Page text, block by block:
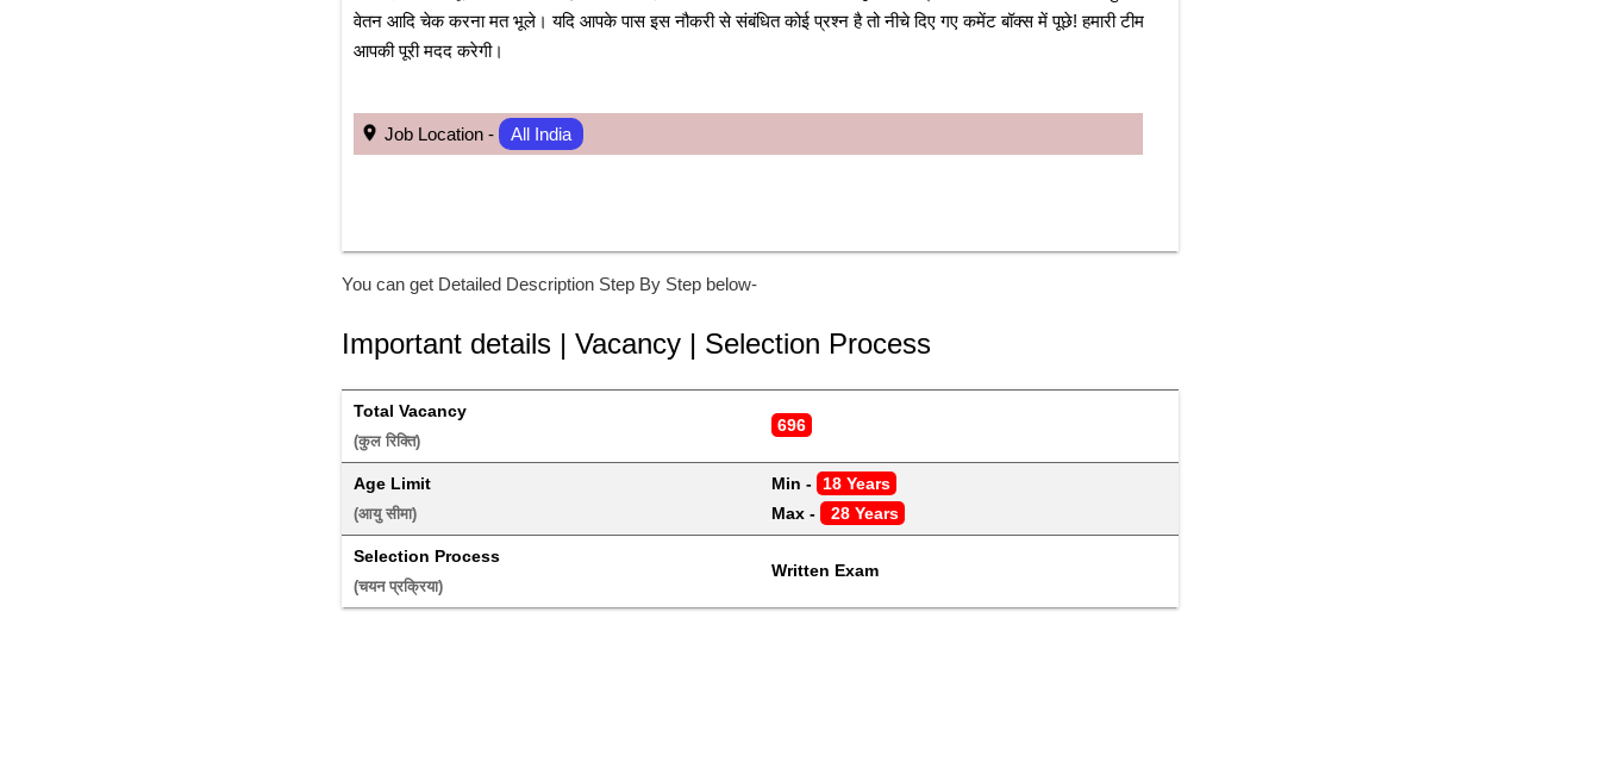
वेतन आदि चेक करना मत भूले। यदि आपके पास इस नौकरी से संबंधित कोई प्रश्न है तो नीचे दिए गए कमेंट बॉक्स में पूछे! हमारी टीम
आपकी पूरी मदद करेगी।
Job Location - All India
You can get Detailed Description Step By Step below-
Important details | Vacancy | Selection Process
Total Vacancy
(कुल रिक्ति)
696
Age Limit
(आयु सीमा)
Min -
18 Years
Max -
28 Years
Selection Process
(चयन प्रक्रिया)
Written Exam